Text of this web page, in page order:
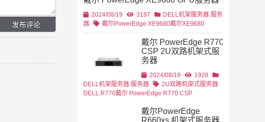
2024/08/19 3187 DELL机架服务器 服务
器
戴尔PowerEdge XE9680戴尔XE9680
戴尔 PowerEdge R770
CSP 2U双路机架式服
务器
2024/08/19
1928
DELL机架服务器 服务器
2U双路机架式服务器
DELL R770戴尔 PowerEdge R770 CSP
戴尔PowerEdge
R660xs 机架式服务器